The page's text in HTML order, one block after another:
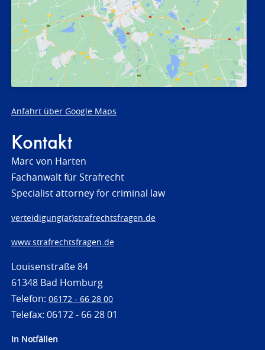
Anfahrt über Google Maps
Kontakt
Marc von Harten
Fachanwalt für Strafrecht
Specialist attorney for criminal law
verteidigung(at)strafrechtsfragen.de
www.strafrechtsfragen.de
Louisenstraße 84
61348 Bad Homburg
Telefon: 06172 - 66 28 00
Telefax: 06172 - 66 28 01
In Notfällen